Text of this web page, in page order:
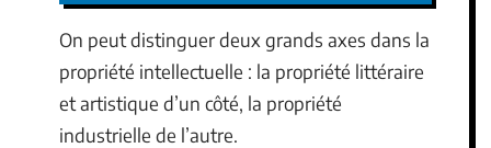
On peut distinguer deux grands axes dans la
propriété intellectuelle : la propriété littéraire
et artistique d’un côté, la propriété
industrielle de l’autre.